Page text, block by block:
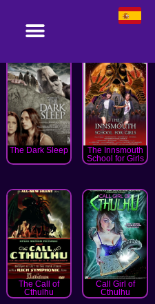
The Dark Sleep
The Innsmouth
School for Girls
The Call of
Cthulhu
Call Girl of
Cthulhu